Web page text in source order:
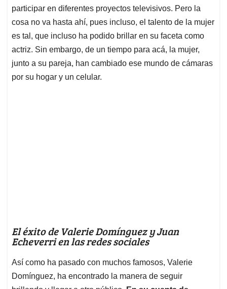
participar en diferentes proyectos televisivos. Pero la
cosa no va hasta ahí, pues incluso, el talento de la mujer
es tal, que incluso ha podido brillar en su faceta como
actriz. Sin embargo, de un tiempo para acá, la mujer,
junto a su pareja, han cambiado ese mundo de cámaras
por su hogar y un celular.
El éxito de Valerie Domínguez y Juan
Echeverri en las redes sociales
Así como ha pasado con muchos famosos, Valerie
Domínguez, ha encontrado la manera de seguir